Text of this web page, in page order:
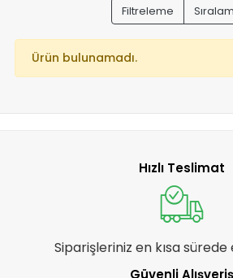
Filtreleme
Ürün bulunamadı.
Hızlı Teslimat
Siparişleriniz en kısa sürede
Güvenli Alışveriş